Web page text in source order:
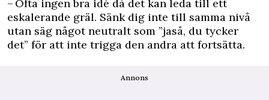
– Ofta ingen bra idé då det kan leda till ett
eskalerande gräl. Sänk dig inte till samma nivå
utan säg något neutralt som ”jaså, du tycker
det” för att inte trigga den andra att fortsätta.
Annons